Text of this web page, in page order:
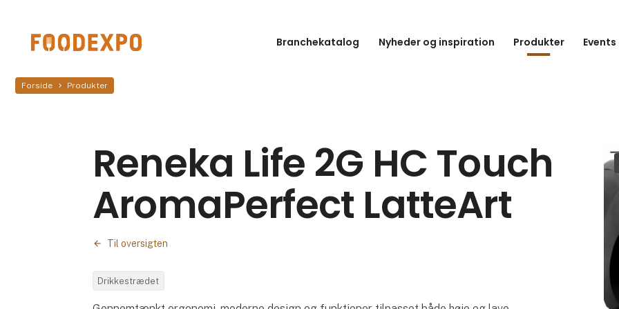
Branchekatalog Nyheder og inspiration Produkter
Forside Produkter
Reneka Life 2G HC Touch
AromaPerfect LatteArt
Til oversigten
Drikkestrædet